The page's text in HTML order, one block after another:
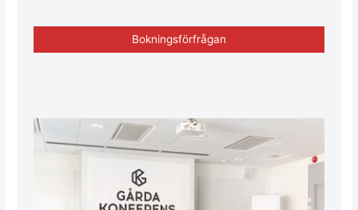
Bokningsförfrågan